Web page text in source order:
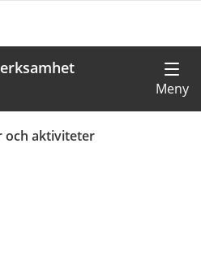
och aktiviteter